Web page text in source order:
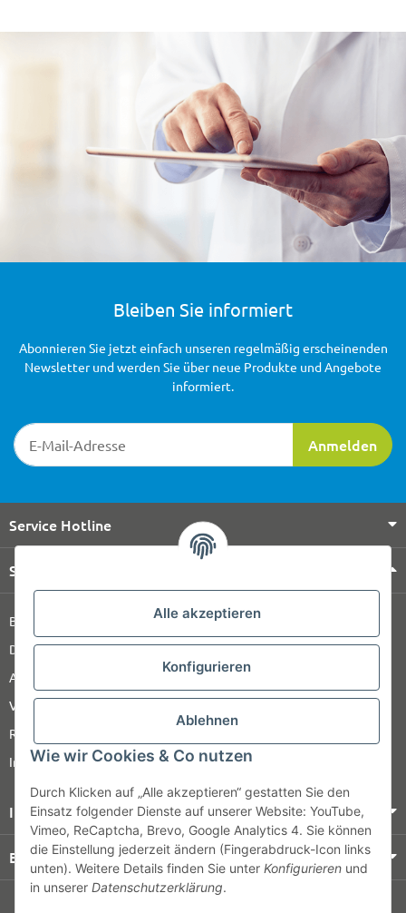
Alle akzeptieren
Konfigurieren
Ablehnen
Wie wir Cookies & Co nutzen
Durch Klicken auf „Alle akzeptieren“ gestatten Sie den
Einsatz folgender Dienste auf unserer Website: YouTube,
Vimeo, ReCaptcha, Brevo, Google Analytics 4. Sie können
die Einstellung jederzeit ändern (Fingerabdruck-Icon links
unten). Weitere Details finden Sie unter Konfigurieren und
in unserer Datenschutzerklärung.
Bleiben Sie informiert
Newsletter-Registrierung
Anmelden
Abonnieren Sie jetzt einfach unseren regelmäßig erscheinenden
Newsletter und werden Sie über neue Produkte und Angebote
informiert.
Service Hotline
Shop Service
Barrierefreiheitserklärung
Datenschutz
AGB
Versandinformationen
Retour
Impressum
Informationen
Bezahlung & Versand
© HOZ MEDI WERK